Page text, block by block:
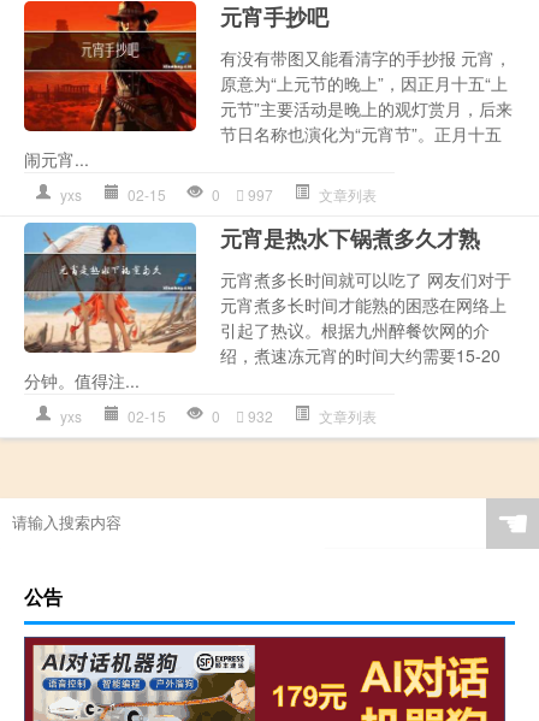
元宵手抄吧
有没有带图又能看清字的手抄报 元宵，
原意为“上元节的晚上”，因正月十五“上
元节”主要活动是晚上的观灯赏月，后来
节日名称也演化为“元宵节”。正月十五
闹元宵...
yxs 02-15 0 997 文章列表
元宵是热水下锅煮多久才熟
元宵煮多长时间就可以吃了 网友们对于
元宵煮多长时间才能熟的困惑在网络上
引起了热议。根据九州醉餐饮网的介
绍，煮速冻元宵的时间大约需要15-20
分钟。值得注...
yxs 02-15 0 932 文章列表
☚
公告